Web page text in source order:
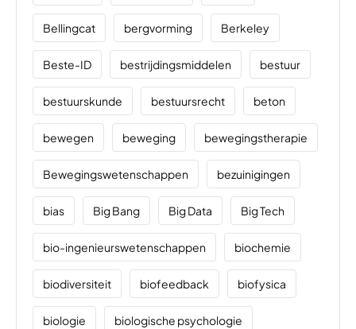
Bellingcat bergvorming Berkeley
Beste-ID bestrijdingsmiddelen bestuur
bestuurskunde bestuursrecht beton
bewegen beweging bewegingstherapie
Bewegingswetenschappen bezuinigingen
bias Big Bang Big Data Big Tech
bio-ingenieurswetenschappen biochemie
biodiversiteit biofeedback biofysica
biologie biologische psychologie